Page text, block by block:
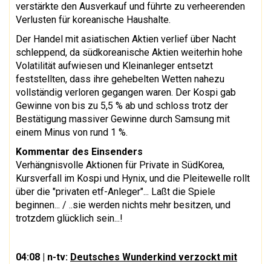
verstärkte den Ausverkauf und führte zu verheerenden
Verlusten für koreanische Haushalte.
Der Handel mit asiatischen Aktien verlief über Nacht
schleppend, da südkoreanische Aktien weiterhin hohe
Volatilität aufwiesen und Kleinanleger entsetzt
feststellten, dass ihre gehebelten Wetten nahezu
vollständig verloren gegangen waren. Der Kospi gab
Gewinne von bis zu 5,5 % ab und schloss trotz der
Bestätigung massiver Gewinne durch Samsung mit
einem Minus von rund 1 %.
Kommentar des Einsenders
Verhängnisvolle Aktionen für Private in SüdKorea,
Kursverfall im Kospi und Hynix, und die Pleitewelle rollt
über die "privaten etf-Anleger"... Laßt die Spiele
beginnen... / ..sie werden nichts mehr besitzen, und
trotzdem glücklich sein...!
04:08 | n-tv: Deutsches Wunderkind verzockt mit